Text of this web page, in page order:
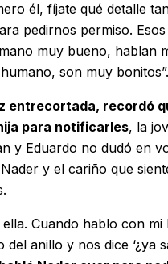
él, fíjate qué detalle
pedirnos permiso.
muy bueno, hablan
son muy bonitos”.
entrecortada, recordó
para notificarles, la
y Eduardo no dudó en
y el cariño que
ella. Cuando hablo con
del anillo y nos dice ‘¿ya